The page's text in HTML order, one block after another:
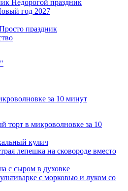
Недорогой праздник
год 2027
праздник
за 10 минут
торт в микроволновке за 10
кулич
лепешка на сковороде вместо
с сыром в духовке
с морковью и луком со